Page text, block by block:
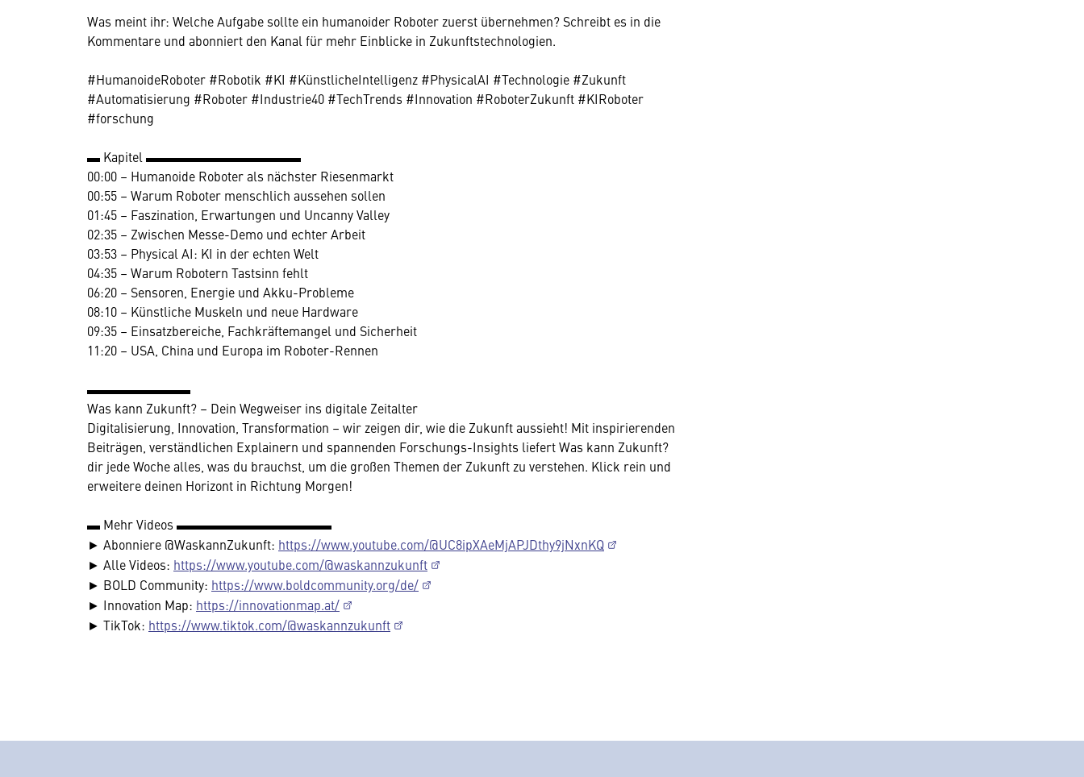
Was meint ihr: Welche Aufgabe sollte ein humanoider Roboter zuerst übernehmen? Schreibt es in die
Kommentare und abonniert den Kanal für mehr Einblicke in Zukunftstechnologien.
#HumanoideRoboter #Robotik #KI #KünstlicheIntelligenz #PhysicalAI #Technologie #Zukunft
#Automatisierung #Roboter #Industrie40 #TechTrends #Innovation #RoboterZukunft #KIRoboter
#forschung
▬ Kapitel ▬▬▬▬▬▬▬▬▬▬▬▬
00:00 – Humanoide Roboter als nächster Riesenmarkt
00:55 – Warum Roboter menschlich aussehen sollen
01:45 – Faszination, Erwartungen und Uncanny Valley
02:35 – Zwischen Messe-Demo und echter Arbeit
03:53 – Physical AI: KI in der echten Welt
04:35 – Warum Robotern Tastsinn fehlt
06:20 – Sensoren, Energie und Akku-Probleme
08:10 – Künstliche Muskeln und neue Hardware
09:35 – Einsatzbereiche, Fachkräftemangel und Sicherheit
11:20 – USA, China und Europa im Roboter-Rennen
▬▬▬▬▬▬▬▬
Was kann Zukunft? – Dein Wegweiser ins digitale Zeitalter
Digitalisierung, Innovation, Transformation – wir zeigen dir, wie die Zukunft aussieht! Mit inspirierenden
Beiträgen, verständlichen Explainern und spannenden Forschungs-Insights liefert Was kann Zukunft?
dir jede Woche alles, was du brauchst, um die großen Themen der Zukunft zu verstehen. Klick rein und
erweitere deinen Horizont in Richtung Morgen!
▬ Mehr Videos ▬▬▬▬▬▬▬▬▬▬▬▬
► Abonniere @WaskannZukunft: https://www.youtube.com/@UC8ipXAeMjAPJDthy9jNxnKQ
► Alle Videos: https://www.youtube.com/@waskannzukunft
► BOLD Community: https://www.boldcommunity.org/de/
► Innovation Map: https://innovationmap.at/
► TikTok: https://www.tiktok.com/@waskannzukunft